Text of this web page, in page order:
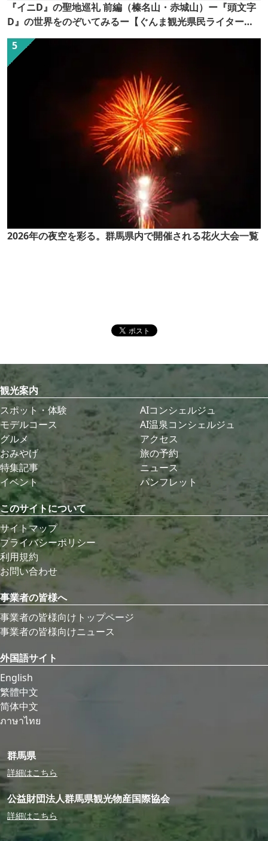
『イニD』の聖地巡礼 前編（榛名山・赤城山）ー『頭文字
D』の世界をのぞいてみるー【ぐんま観光県民ライター
（ぐん記者）】
2026年の夜空を彩る。群馬県内で開催される花火大会一覧
観光案内
スポット・体験
モデルコース
グルメ
おみやげ
特集記事
イベント
AIコンシェルジュ
AI温泉コンシェルジュ
アクセス
旅の予約
ニュース
パンフレット
このサイトについて
サイトマップ
プライバシーポリシー
利用規約
お問い合わせ
事業者の皆様へ
事業者の皆様向けトップページ
事業者の皆様向けニュース
外国語サイト
English
繁體中文
简体中文
ภาษาไทย
群馬県
詳細はこちら
公益財団法人群馬県観光物産国際協会
詳細はこちら